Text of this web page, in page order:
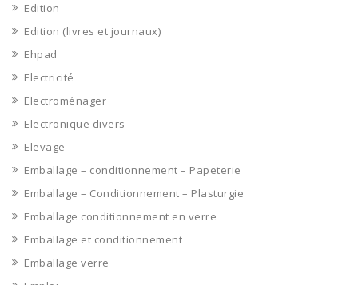
Edition
Edition (livres et journaux)
Ehpad
Electricité
Electroménager
Electronique divers
Elevage
Emballage – conditionnement – Papeterie
Emballage – Conditionnement – Plasturgie
Emballage conditionnement en verre
Emballage et conditionnement
Emballage verre